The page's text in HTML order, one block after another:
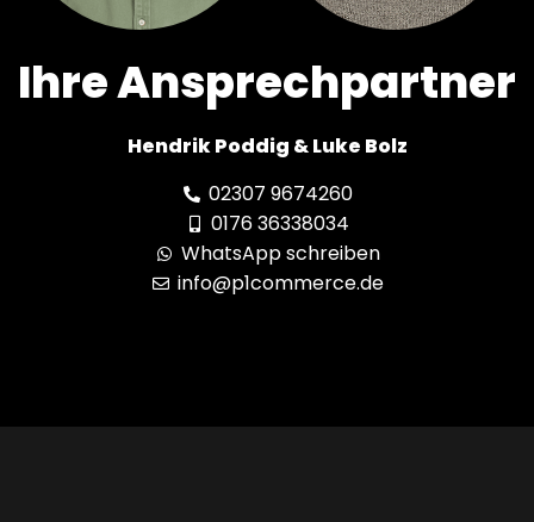
Ihre Ansprechpartner
Hendrik Poddig & Luke Bolz
02307 9674260
0176 36338034
WhatsApp schreiben
info@p1commerce.de